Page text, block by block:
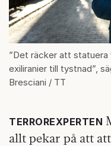
”Det räcker att
exiliranier till tystnad”,
Bresciani / TT
TERROREXPERTEN
allt pekar på att